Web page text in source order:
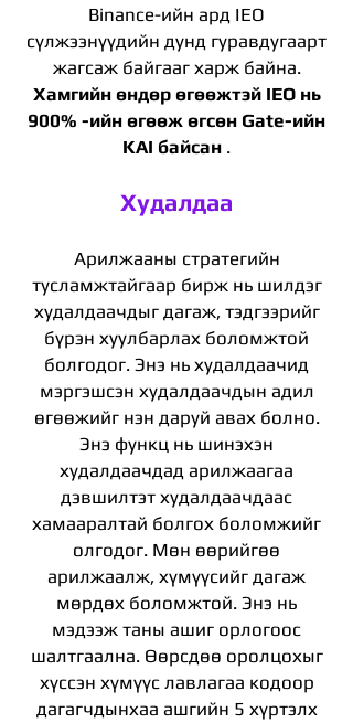
Binance-ийн ард IEO
сүлжээнүүдийн дунд гуравдугаарт
жагсаж байгааг харж байна.
Хамгийн өндөр өгөөжтэй IEO нь
900% -ийн өгөөж өгсөн Gate-ийн
KAI байсан .
Худалдаа
Арилжааны стратегийн
тусламжтайгаар бирж нь шилдэг
худалдаачдыг дагаж, тэдгээрийг
бүрэн хуулбарлах боломжтой
болгодог. Энэ нь худалдаачид
мэргэшсэн худалдаачдын адил
өгөөжийг нэн даруй авах болно.
Энэ функц нь шинэхэн
худалдаачдад арилжаагаа
дэвшилтэт худалдаачдаас
хамааралтай болгох боломжийг
олгодог. Мөн өөрийгөө
арилжаалж, хүмүүсийг дагаж
мөрдөх боломжтой. Энэ нь
мэдээж таны ашиг орлогоос
шалтгаална. Өөрсдөө оролцохыг
хүссэн хүмүүс лавлагаа кодоор
дагагчдынхаа ашгийн 5 хүртэлх